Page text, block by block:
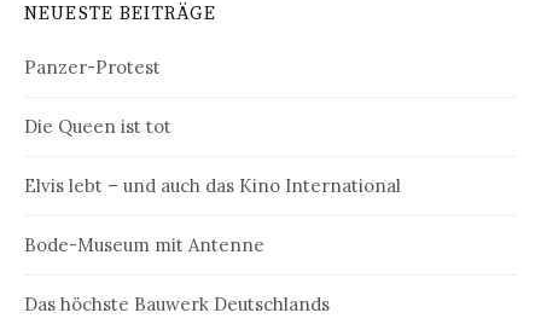
NEUESTE BEITRÄGE
Panzer-Protest
Die Queen ist tot
Elvis lebt – und auch das Kino International
Bode-Museum mit Antenne
Das höchste Bauwerk Deutschlands